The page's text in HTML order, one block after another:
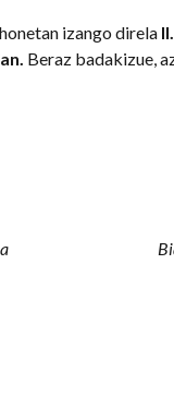
izango direla
Beraz badakizue,